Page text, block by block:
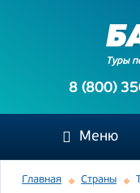
Туры
8 (800)
Меню
Главная Страны